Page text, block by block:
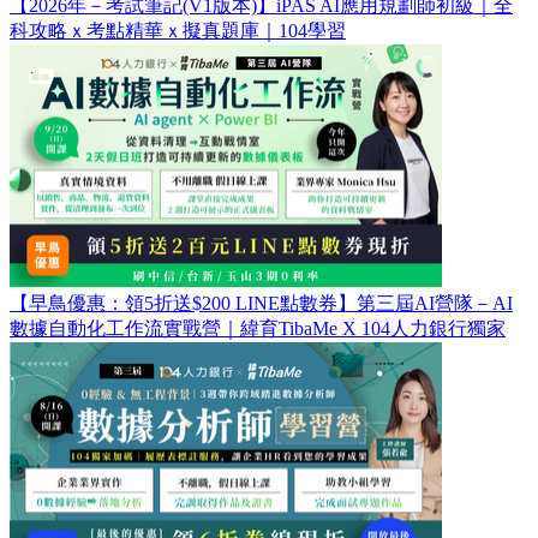
【2026年－考試筆記(V1版本)】iPAS AI應用規劃師初級｜全
科攻略ｘ考點精華ｘ擬真題庫｜104學習
【早鳥優惠：領5折送$200 LINE點數券】第三屆AI營隊－AI
數據自動化工作流實戰營｜緯育TibaMe X 104人力銀行獨家